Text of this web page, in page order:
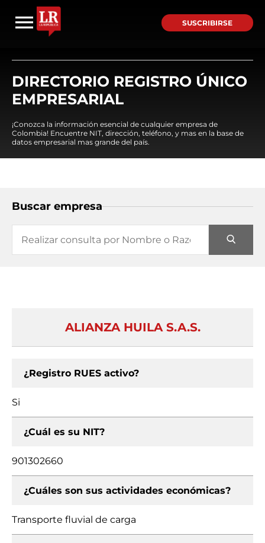
SUSCRIBIRSE
DIRECTORIO REGISTRO ÚNICO
EMPRESARIAL
¡Conozca la información esencial de cualquier empresa de
Colombia! Encuentre NIT, dirección, teléfono, y mas en la base de
datos empresarial mas grande del país.
Buscar empresa
ALIANZA HUILA S.A.S.
¿Registro RUES activo?
Si
¿Cuál es su NIT?
901302660
¿Cuáles son sus actividades económicas?
Transporte fluvial de carga